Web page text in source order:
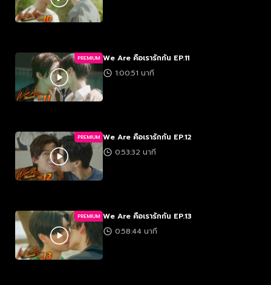
PREMIUM We Are คือเรารักกัน EP.11
1:00:51 นาที
PREMIUM We Are คือเรารักกัน EP.12
0:53:32 นาที
PREMIUM We Are คือเรารักกัน EP.13
0:58:44 นาที